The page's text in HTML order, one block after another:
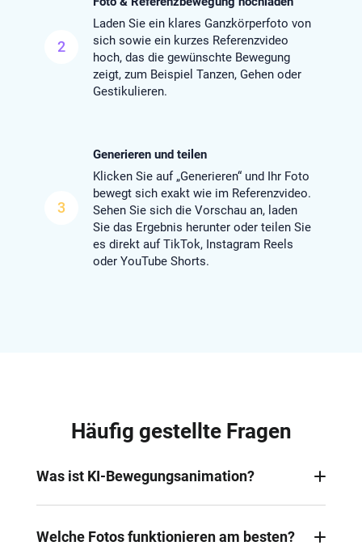
2
Laden Sie ein klares Ganzkörperfoto von
sich sowie ein kurzes Referenzvideo
hoch, das die gewünschte Bewegung
zeigt, zum Beispiel Tanzen, Gehen oder
Gestikulieren.
3
Generieren und teilen
Klicken Sie auf „Generieren“ und Ihr Foto
bewegt sich exakt wie im Referenzvideo.
Sehen Sie sich die Vorschau an, laden
Sie das Ergebnis herunter oder teilen Sie
es direkt auf TikTok, Instagram Reels
oder YouTube Shorts.
Häufig gestellte Fragen
Was ist KI-Bewegungsanimation?
Foto animiert, indem Bewegungen aus einem
Welche Fotos funktionieren am besten?